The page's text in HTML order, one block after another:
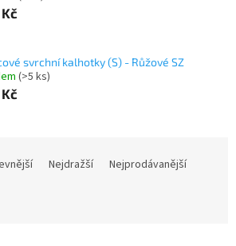
svrchní kalhotky (S) - Růžové SZ
(>5 ks)
Nejdražší
Nejprodávanější